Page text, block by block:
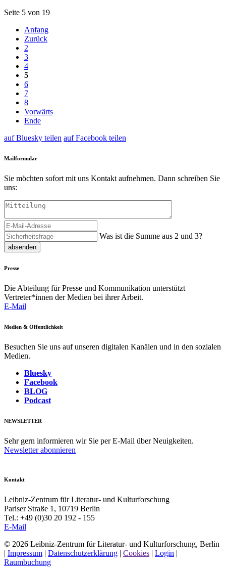
Seite 5 von 19
Anfang
Zurück
2
3
4
5
6
7
8
Vorwärts
Ende
auf Bluesky teilen auf Facebook teilen
Mailformular
Sie möchten sofort mit uns Kontakt aufnehmen. Dann schreiben Sie
uns:
Was ist die Summe aus 2 und 3?
absenden
Presse
Die Abteilung für Presse und Kommunikation unterstützt
Vertreter*innen der Medien bei ihrer Arbeit.
E-Mail
Medien & Öffentlichkeit
Besuchen Sie uns auf unseren digitalen Kanälen und in den sozialen
Medien.
Bluesky
Facebook
BLOG
Podcast
NEWSLETTER
Sehr gern informieren wir Sie per E-Mail über Neuigkeiten.
Newsletter abonnieren
Kontakt
Leibniz-Zentrum für Literatur- und Kulturforschung
Pariser Straße 1, 10719 Berlin
Tel.: +49 (0)30 20 192 - 155
E-Mail
© 2026 Leibniz-Zentrum für Literatur- und Kulturforschung, Berlin
| Impressum | Datenschutzerklärung | Cookies | Login |
Raumbuchung